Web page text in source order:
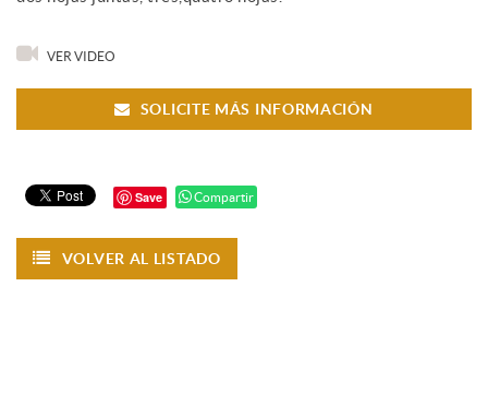
VER VIDEO
SOLICITE MÁS INFORMACIÓN
Save Compartir
VOLVER AL LISTADO